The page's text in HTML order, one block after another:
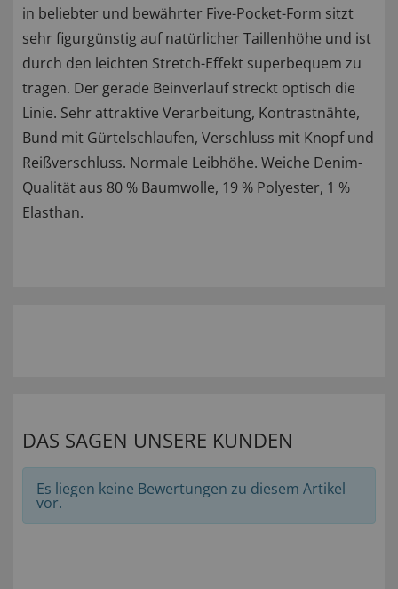
in beliebter und bewährter Five-Pocket-Form sitzt
sehr figurgünstig auf natürlicher Taillenhöhe und ist
durch den leichten Stretch-Effekt superbequem zu
tragen. Der gerade Beinverlauf streckt optisch die
Linie. Sehr attraktive Verarbeitung, Kontrastnähte,
Bund mit Gürtelschlaufen, Verschluss mit Knopf und
Reißverschluss. Normale Leibhöhe. Weiche Denim-
Qualität aus 80 % Baumwolle, 19 % Polyester, 1 %
Elasthan.
DAS SAGEN UNSERE KUNDEN
Es liegen keine Bewertungen zu diesem Artikel
vor.